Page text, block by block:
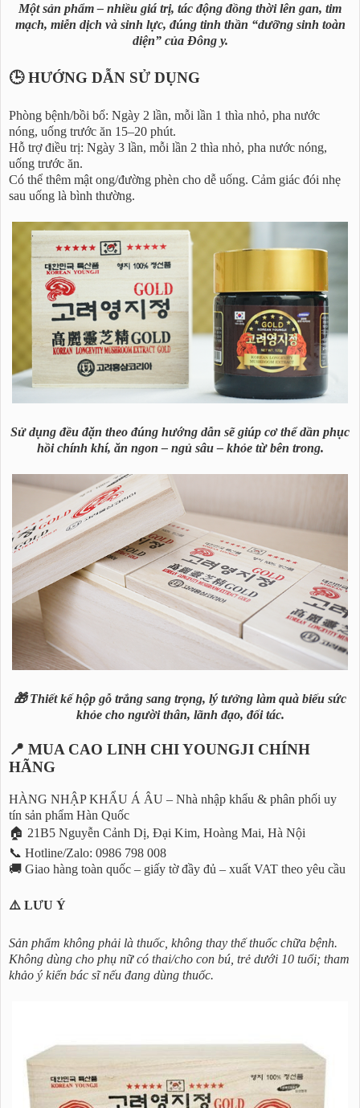
Một sản phẩm – nhiều giá trị, tác động đồng thời lên gan, tim
mạch, miễn dịch và sinh lực, đúng tinh thần “dưỡng sinh toàn
diện” của Đông y.
🕒 HƯỚNG DẪN SỬ DỤNG
Phòng bệnh/bồi bổ: Ngày 2 lần, mỗi lần 1 thìa nhỏ, pha nước
nóng, uống trước ăn 15–20 phút.
Hỗ trợ điều trị: Ngày 3 lần, mỗi lần 2 thìa nhỏ, pha nước nóng,
uống trước ăn.
Có thể thêm mật ong/đường phèn cho dễ uống. Cảm giác đói nhẹ
sau uống là bình thường.
Sử dụng đều đặn theo đúng hướng dẫn sẽ giúp cơ thể dần phục
hồi chính khí, ăn ngon – ngủ sâu – khỏe từ bên trong.
🎁 Thiết kế hộp gỗ trắng sang trọng, lý tưởng làm quà biếu sức
khỏe cho người thân, lãnh đạo, đối tác.
📍 MUA CAO LINH CHI YOUNGJI CHÍNH
HÃNG
HÀNG NHẬP KHẨU Á ÂU – Nhà nhập khẩu & phân phối uy
tín sản phẩm Hàn Quốc
🏠 21B5 Nguyễn Cảnh Dị, Đại Kim, Hoàng Mai, Hà Nội
📞 Hotline/Zalo: 0986 798 008
🚚 Giao hàng toàn quốc – giấy tờ đầy đủ – xuất VAT theo yêu cầu
⚠️ LƯU Ý
Sản phẩm không phải là thuốc, không thay thế thuốc chữa bệnh.
Không dùng cho phụ nữ có thai/cho con bú, trẻ dưới 10 tuổi; tham
khảo ý kiến bác sĩ nếu đang dùng thuốc.